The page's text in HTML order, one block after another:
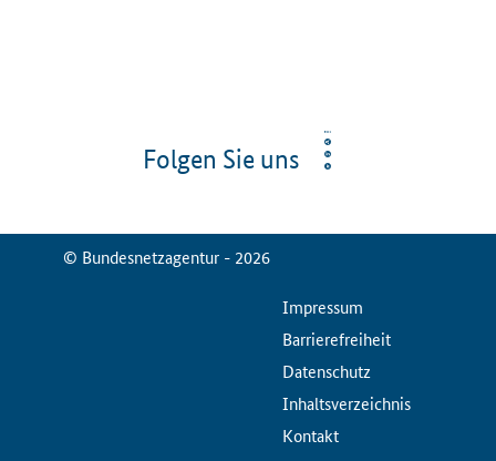
Folgen Sie uns
© Bundesnetzagentur - 2026
ServiceMenuImpressum
Barrierefreiheit
Datenschutz
Inhaltsverzeichnis
Kontakt